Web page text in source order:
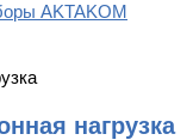
AKTAKOM
нагрузка